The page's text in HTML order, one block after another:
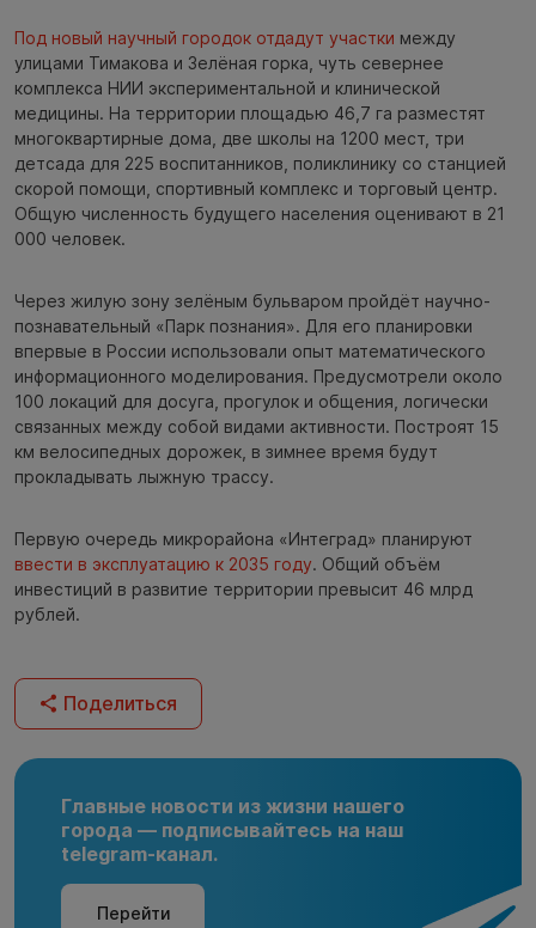
Под новый научный городок отдадут участки между
улицами Тимакова и Зелёная горка, чуть севернее
комплекса НИИ экспериментальной и клинической
медицины. На территории площадью 46,7 га разместят
многоквартирные дома, две школы на 1200 мест, три
детсада для 225 воспитанников, поликлинику со станцией
скорой помощи, спортивный комплекс и торговый центр.
Общую численность будущего населения оценивают в 21
000 человек.
Через жилую зону зелёным бульваром пройдёт научно-
познавательный «Парк познания». Для его планировки
впервые в России использовали опыт математического
информационного моделирования. Предусмотрели около
100 локаций для досуга, прогулок и общения, логически
связанных между собой видами активности. Построят 15
км велосипедных дорожек, в зимнее время будут
прокладывать лыжную трассу.
Первую очередь микрорайона «Интеград» планируют
ввести в эксплуатацию к 2035 году. Общий объём
инвестиций в развитие территории превысит 46 млрд
рублей.
Поделиться
Главные новости из жизни нашего
города — подписывайтесь на наш
telegram-канал.
Перейти